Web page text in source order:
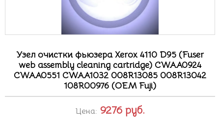
Узел очистки фьюзера Xerox 4110 D95 (Fuser
web assembly cleaning cartridge) CWAA0924
CWAA0551 CWAA1032 008R13085 008R13042
108R00976 (OEM Fuji)
Цена: 9276 руб.